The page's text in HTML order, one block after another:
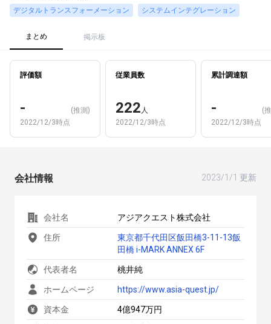
デジタルトランスフォーメーション
システムインテグレーション
まとめ 掲示板
評価額
-
(推測)
2022/12/3時点
従業員数
222 人
2022/12/3時点
累計調達額
-
(
2022/12/3時点
会社情報 2023/1/1 更新
会社名 アジアクエスト株式会社
住所
東京都千代田区飯田橋3-11-13飯
田橋 i-MARK ANNEX 6F
代表者名 桃井純
ホームページ https://www.asia-quest.jp/
資本金 4億947万円